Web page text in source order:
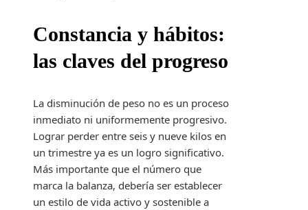
Constancia y hábitos:
las claves del progreso
La disminución de peso no es un proceso
inmediato ni uniformemente progresivo.
Lograr perder entre seis y nueve kilos en
un trimestre ya es un logro significativo.
Más importante que el número que
marca la balanza, debería ser establecer
un estilo de vida activo y sostenible a